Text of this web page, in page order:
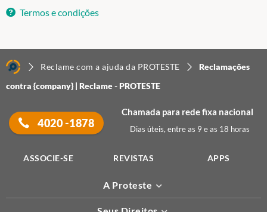
Termos e condições
Reclame com a ajuda da PROTESTE
Reclamações
contra {company} | Reclame - PROTESTE
4020 -1878
Chamada para rede fixa nacional
Dias úteis, entre as 9 e as 18 horas
ASSOCIE-SE REVISTAS APPS
A Proteste